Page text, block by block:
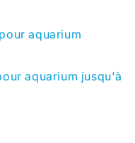
aquarium
aquarium jusqu'à